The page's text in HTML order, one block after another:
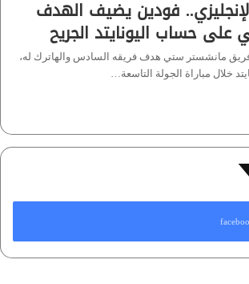
فودين يضيف الهدف
حساب اليونايتد الجريح
مانشستر ستي هدف فريقه السادس والهاترك له،
خلال مباراة الجولة التاسعة…